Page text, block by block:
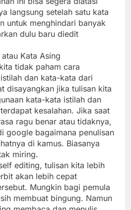
langsung setelah satu kata
untuk menghindari banyak
dulu baru diedit
Kata Asing
tidak paham cara
dan kata-kata dari
disayangkan jika tulisan kita
kata-kata istilah dan
kesalahan. Jika saat
ragu benar atau tidaknya,
google bagaimana penulisan
di kamus. Biasanya
miring.
editing, tulisan kita lebih
akan lebih cepat
Mungkin bagi pemula
membuat bingung. Namun